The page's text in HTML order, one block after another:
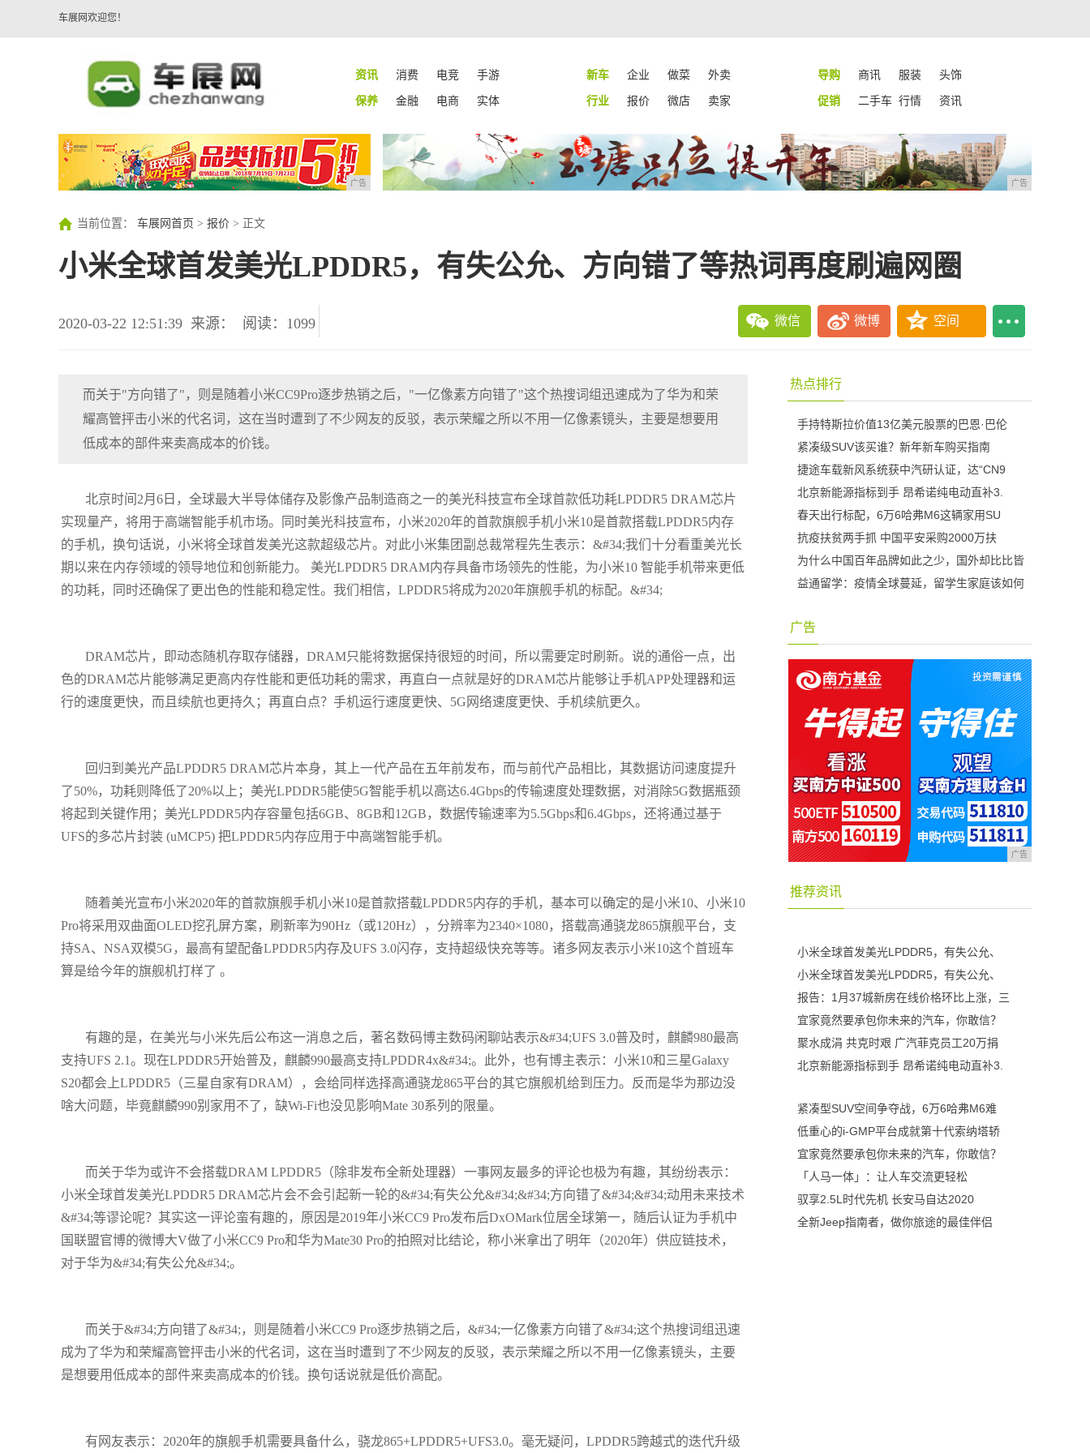
车展网欢迎您！
资讯 消费 电竞 手游 新车 企业 做菜 外卖 导购 商讯 服装
头饰
保养
金融 电商 实体 行业 报价 微店 卖家 促销 二手车 行情 资讯
广告 广告
当前位置： 车展网首页 > 报价 > 正文
小米全球首发美光LPDDR5，有失公允、方向错了等热词再度刷遍网圈
2020-03-22 12:51:39 来源： 阅读：1099 微信 微博 空间
而关于"方向错了"，则是随着小米CC9Pro逐步热销之后，"一亿像素方向错了"这个热搜词组迅速成为了华为和荣
耀高管抨击小米的代名词，这在当时遭到了不少网友的反驳，表示荣耀之所以不用一亿像素镜头，主要是想要用
低成本的部件来卖高成本的价钱。
北京时间2月6日，全球最大半导体储存及影像产品制造商之一的美光科技宣布全球首款低功耗LPDDR5 DRAM芯片
实现量产，将用于高端智能手机市场。同时美光科技宣布，小米2020年的首款旗舰手机小米10是首款搭载LPDDR5内存
的手机，换句话说，小米将全球首发美光这款超级芯片。对此小米集团副总裁常程先生表示：&#34;我们十分看重美光长
期以来在内存领域的领导地位和创新能力。 美光LPDDR5 DRAM内存具备市场领先的性能，为小米10 智能手机带来更低
的功耗，同时还确保了更出色的性能和稳定性。我们相信，LPDDR5将成为2020年旗舰手机的标配。&#34;
DRAM芯片，即动态随机存取存储器，DRAM只能将数据保持很短的时间，所以需要定时刷新。说的通俗一点，出
色的DRAM芯片能够满足更高内存性能和更低功耗的需求，再直白一点就是好的DRAM芯片能够让手机APP处理器和运
行的速度更快，而且续航也更持久；再直白点？手机运行速度更快、5G网络速度更快、手机续航更久。
回归到美光产品LPDDR5 DRAM芯片本身，其上一代产品在五年前发布，而与前代产品相比，其数据访问速度提升
了50%，功耗则降低了20%以上；美光LPDDR5能使5G智能手机以高达6.4Gbps的传输速度处理数据，对消除5G数据瓶颈
将起到关键作用；美光LPDDR5内存容量包括6GB、8GB和12GB，数据传输速率为5.5Gbps和6.4Gbps，还将通过基于
UFS的多芯片封装 (uMCP5) 把LPDDR5内存应用于中高端智能手机。
随着美光宣布小米2020年的首款旗舰手机小米10是首款搭载LPDDR5内存的手机，基本可以确定的是小米10、小米10
Pro将采用双曲面OLED挖孔屏方案，刷新率为90Hz（或120Hz），分辨率为2340×1080，搭载高通骁龙865旗舰平台，支
持SA、NSA双模5G，最高有望配备LPDDR5内存及UFS 3.0闪存，支持超级快充等等。诸多网友表示小米10这个首班车
算是给今年的旗舰机打样了 ​。
有趣的是，在美光与小米先后公布这一消息之后，著名数码博主数码闲聊站表示&#34;UFS 3.0普及时，麒麟980最高
支持UFS 2.1。现在LPDDR5开始普及，麒麟990最高支持LPDDR4x&#34;。此外，也有博主表示：小米10和三星Galaxy
S20都会上LPDDR5（三星自家有DRAM），会给同样选择高通骁龙865平台的其它旗舰机给到压力。反而是华为那边没
啥大问题，毕竟麒麟990别家用不了，缺Wi-Fi也没见影响Mate 30系列的限量。
而关于华为或许不会搭载DRAM LPDDR5（除非发布全新处理器）一事网友最多的评论也极为有趣，其纷纷表示：
小米全球首发美光LPDDR5 DRAM芯片会不会引起新一轮的&#34;有失公允&#34;&#34;方向错了&#34;&#34;动用未来技术
&#34;等谬论呢？其实这一评论蛮有趣的，原因是2019年小米CC9 Pro发布后DxOMark位居全球第一，随后认证为手机中
国联盟官博的微博大V做了小米CC9 Pro和华为Mate30 Pro的拍照对比结论，称小米拿出了明年（2020年）供应链技术，
对于华为&#34;有失公允&#34;。
而关于&#34;方向错了&#34;，则是随着小米CC9 Pro逐步热销之后，&#34;一亿像素方向错了&#34;这个热搜词组迅速
成为了华为和荣耀高管抨击小米的代名词，这在当时遭到了不少网友的反驳，表示荣耀之所以不用一亿像素镜头，主要
是想要用低成本的部件来卖高成本的价钱。换句话说就是低价高配。
有网友表示：2020年的旗舰手机需要具备什么，骁龙865+LPDDR5+UFS3.0。毫无疑问，LPDDR5跨越式的迭代升级
热点排行
手持特斯拉价值13亿美元股票的巴恩·巴伦
紧凑级SUV该买谁？新年新车购买指南
捷途车载新风系统获中汽研认证，达“CN9
北京新能源指标到手 昂希诺纯电动直补3.
春天出行标配，6万6哈弗M6这辆家用SU
抗疫扶贫两手抓 中国平安采购2000万扶
为什么中国百年品牌如此之少，国外却比比皆
益通留学：疫情全球蔓延，留学生家庭该如何
广告
广告
推荐资讯
小米全球首发美光LPDDR5，有失公允、
小米全球首发美光LPDDR5，有失公允、
报告：1月37城新房在线价格环比上涨，三
宜家竟然要承包你未来的汽车，你敢信？
聚水成涓 共克时艰 广汽菲克员工20万捐
北京新能源指标到手 昂希诺纯电动直补3.
紧凑型SUV空间争夺战，6万6哈弗M6难
低重心的i-GMP平台成就第十代索纳塔轿
宜家竟然要承包你未来的汽车，你敢信？
「人马一体」：让人车交流更轻松
驭享2.5L时代先机 长安马自达2020
全新Jeep指南者，做你旅途的最佳伴侣